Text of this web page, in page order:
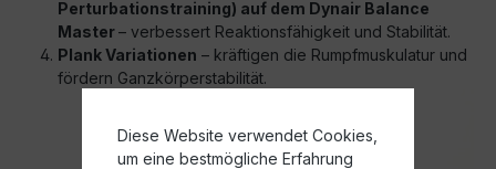
Perturbationstraining) auf dem Dynair Balance
Master– verbessert Reaktionsfähigkeit und Stabilität.
Plank Variationen – kräftigen die Rumpfmuskulatur und
fördern Ganzkörperstabilität.
Diese Website verwendet Cookies,
um eine bestmögliche Erfahrung